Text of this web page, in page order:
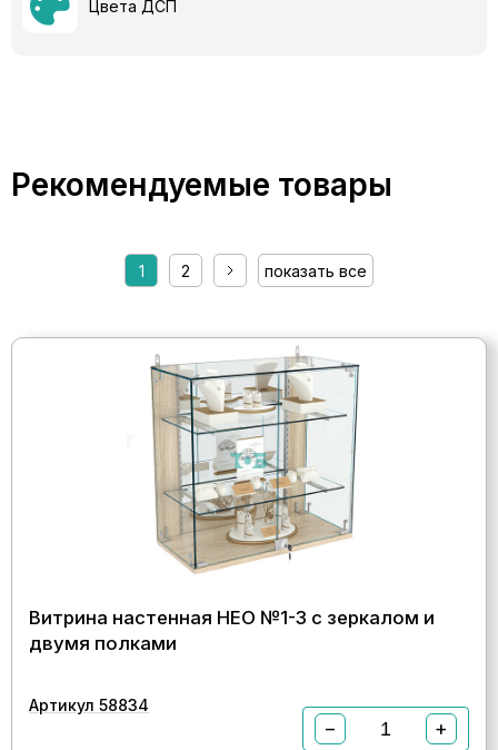
Цвета ДСП
Рекомендуемые товары
1 2 показать все
Витрина настенная НЕО №1-3 с зеркалом и
двумя полками
Артикул 58834
− +